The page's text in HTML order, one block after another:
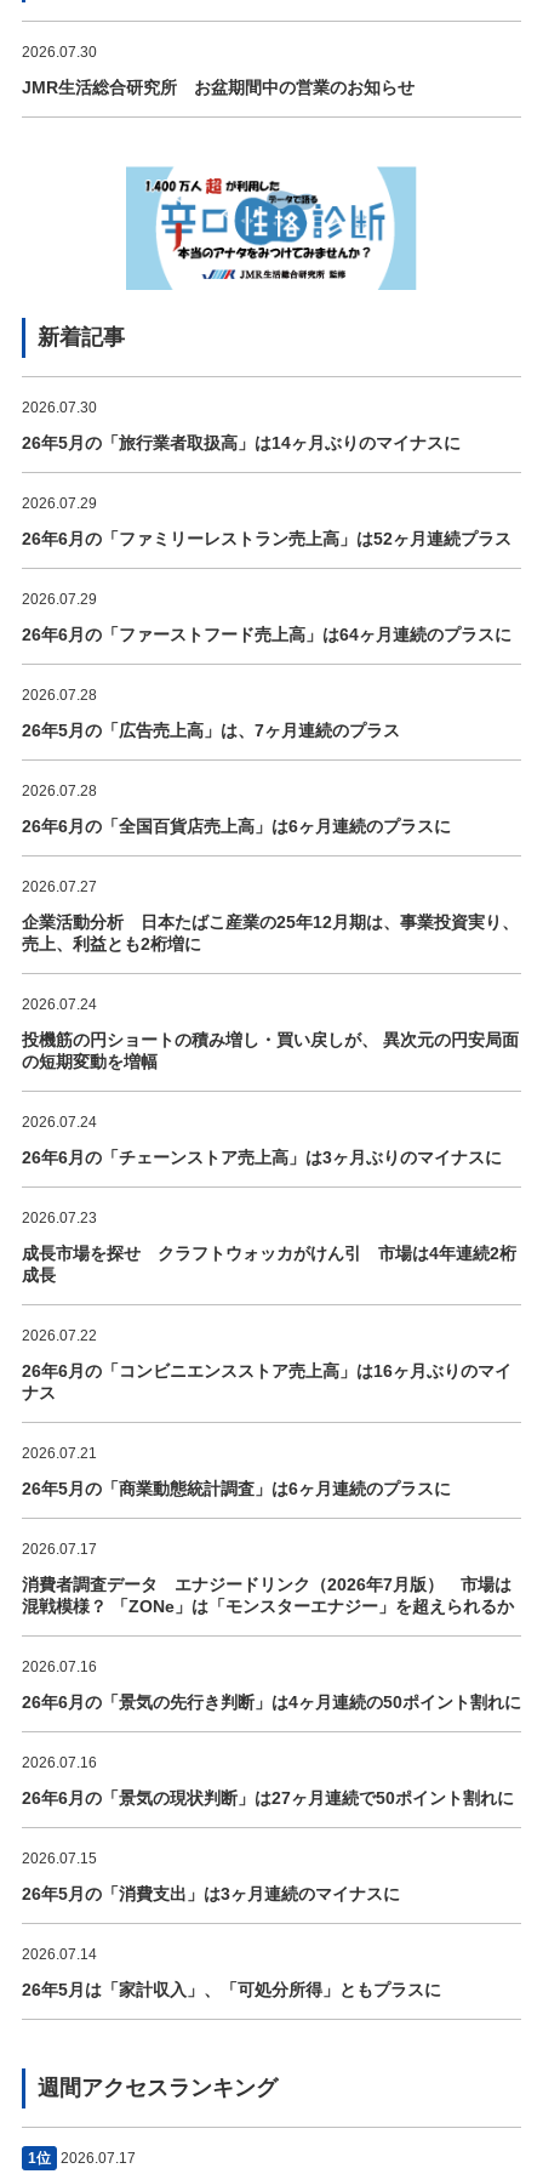
2026.07.30
JMR生活総合研究所 お盆期間中の営業のお知らせ
新着記事
2026.07.30
26年5月の「旅行業者取扱高」は14ヶ月ぶりのマイナスに
2026.07.29
26年6月の「ファミリーレストラン売上高」は52ヶ月連続プラス
2026.07.29
26年6月の「ファーストフード売上高」は64ヶ月連続のプラスに
2026.07.28
26年5月の「広告売上高」は、7ヶ月連続のプラス
2026.07.28
26年6月の「全国百貨店売上高」は6ヶ月連続のプラスに
2026.07.27
企業活動分析 日本たばこ産業の25年12月期は、事業投資実り、
売上、利益とも2桁増に
2026.07.24
投機筋の円ショートの積み増し・買い戻しが、 異次元の円安局面
の短期変動を増幅
2026.07.24
26年6月の「チェーンストア売上高」は3ヶ月ぶりのマイナスに
2026.07.23
成長市場を探せ クラフトウォッカがけん引 市場は4年連続2桁
成長
2026.07.22
26年6月の「コンビニエンスストア売上高」は16ヶ月ぶりのマイ
ナス
2026.07.21
26年5月の「商業動態統計調査」は6ヶ月連続のプラスに
2026.07.17
消費者調査データ エナジードリンク（2026年7月版） 市場は
混戦模様？ 「ZONe」は「モンスターエナジー」を超えられるか
2026.07.16
26年6月の「景気の先行き判断」は4ヶ月連続の50ポイント割れに
2026.07.16
26年6月の「景気の現状判断」は27ヶ月連続で50ポイント割れに
2026.07.15
26年5月の「消費支出」は3ヶ月連続のマイナスに
2026.07.14
26年5月は「家計収入」、「可処分所得」ともプラスに
週間アクセスランキング
1位 2026.07.17